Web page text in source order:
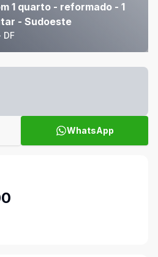
1 quarto - reformado - 1
- Sudoeste
DF
WhatsApp